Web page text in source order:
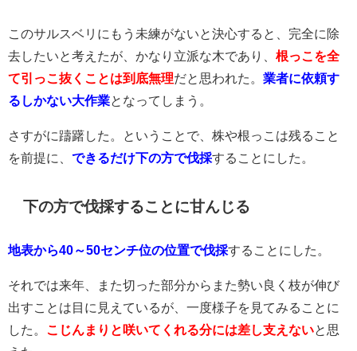
このサルスベリにもう未練がないと決心すると、完全に除
去したいと考えたが、かなり立派な木であり、 根っこを全
て引っこ抜くことは到底無理だと思われた。 業者に依頼す
るしかない大作業となってしまう。
さすがに躊躇した。ということで、株や根っこは残ること
を前提に、 できるだけ下の方で伐採することにした。
下の方で伐採することに甘んじる
地表から40～50センチ位の位置で伐採することにした。
それでは来年、また切った部分からまた勢い良く枝が伸び
出すことは目に見えているが、一度様子を見てみることに
した。
こじんまりと咲いてくれる分には差し支えないと思